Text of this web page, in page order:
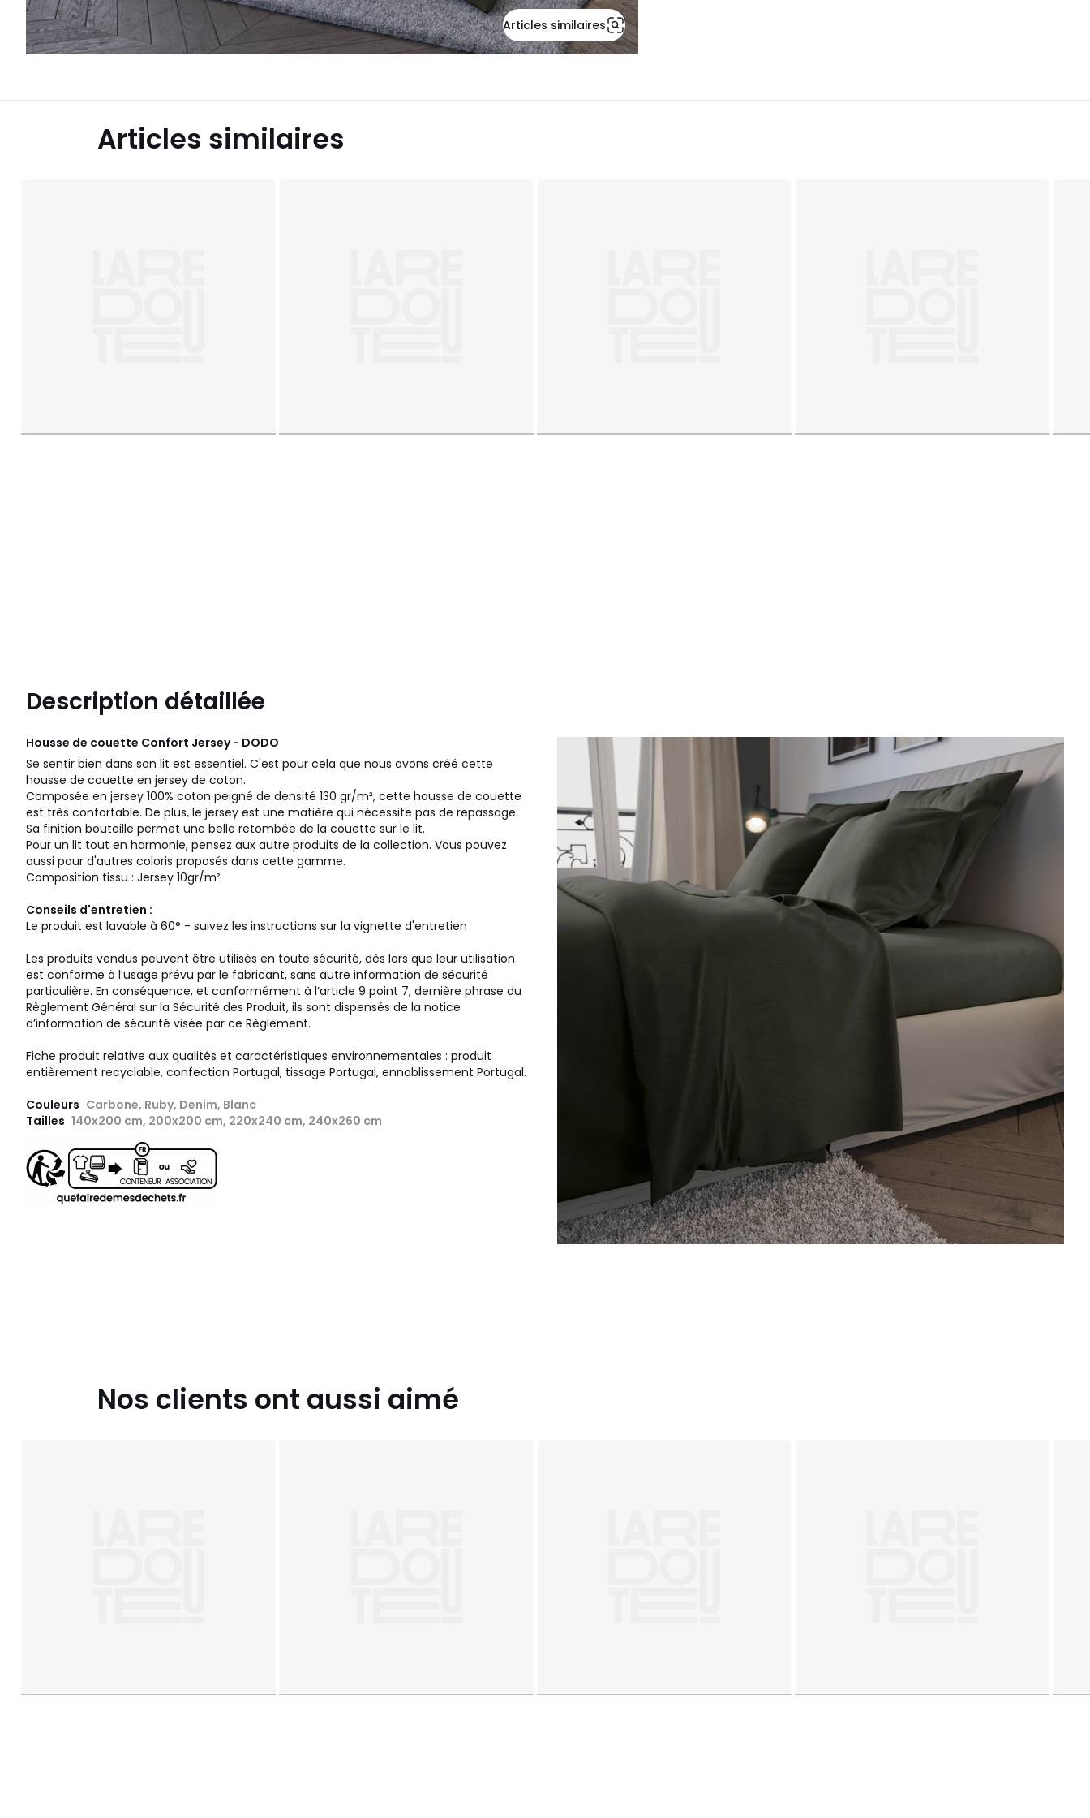
Articles similaires
Articles similaires
Description détaillée
Housse de couette Confort Jersey - DODO
Se sentir bien dans son lit est essentiel. C'est pour cela que nous avons créé cette
housse de couette en jersey de coton.
Composée en jersey 100% coton peigné de densité 130 gr/m², cette housse de couette
est très confortable. De plus, le jersey est une matière qui nécessite pas de repassage.
Sa finition bouteille permet une belle retombée de la couette sur le lit.
Pour un lit tout en harmonie, pensez aux autre produits de la collection. Vous pouvez
aussi pour d'autres coloris proposés dans cette gamme.
Composition tissu : Jersey 10gr/m²
Conseils d'entretien :
Le produit est lavable à 60° - suivez les instructions sur la vignette d'entretien
Les produits vendus peuvent être utilisés en toute sécurité, dès lors que leur utilisation
est conforme à l’usage prévu par le fabricant, sans autre information de sécurité
particulière. En conséquence, et conformément à l’article 9 point 7, dernière phrase du
Règlement Général sur la Sécurité des Produit, ils sont dispensés de la notice
d’information de sécurité visée par ce Règlement.
Fiche produit relative aux qualités et caractéristiques environnementales : produit
entièrement recyclable, confection Portugal, tissage Portugal, ennoblissement Portugal.
Couleurs Carbone, Ruby, Denim, Blanc
Tailles 140x200 cm, 200x200 cm, 220x240 cm, 240x260 cm
Nos clients ont aussi aimé